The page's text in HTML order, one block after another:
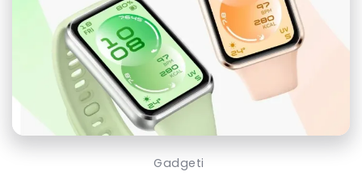
Gadgeti